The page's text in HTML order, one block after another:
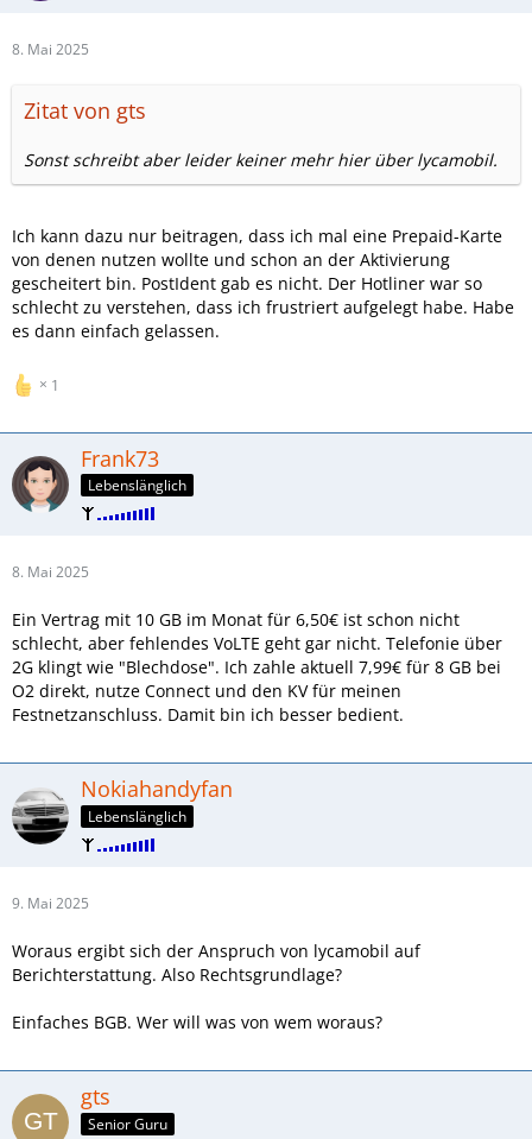
8. Mai 2025
Zitat von gts
Sonst schreibt aber leider keiner mehr hier über lycamobil.
Ich kann dazu nur beitragen, dass ich mal eine Prepaid-Karte
von denen nutzen wollte und schon an der Aktivierung
gescheitert bin. PostIdent gab es nicht. Der Hotliner war so
schlecht zu verstehen, dass ich frustriert aufgelegt habe. Habe
es dann einfach gelassen.
1
Frank73
Lebenslänglich
8. Mai 2025
Ein Vertrag mit 10 GB im Monat für 6,50€ ist schon nicht
schlecht, aber fehlendes VoLTE geht gar nicht. Telefonie über
2G klingt wie "Blechdose". Ich zahle aktuell 7,99€ für 8 GB bei
O2 direkt, nutze Connect und den KV für meinen
Festnetzanschluss. Damit bin ich besser bedient.
Nokiahandyfan
Lebenslänglich
9. Mai 2025
Woraus ergibt sich der Anspruch von lycamobil auf
Berichterstattung. Also Rechtsgrundlage?
Einfaches BGB. Wer will was von wem woraus?
gts
Senior Guru